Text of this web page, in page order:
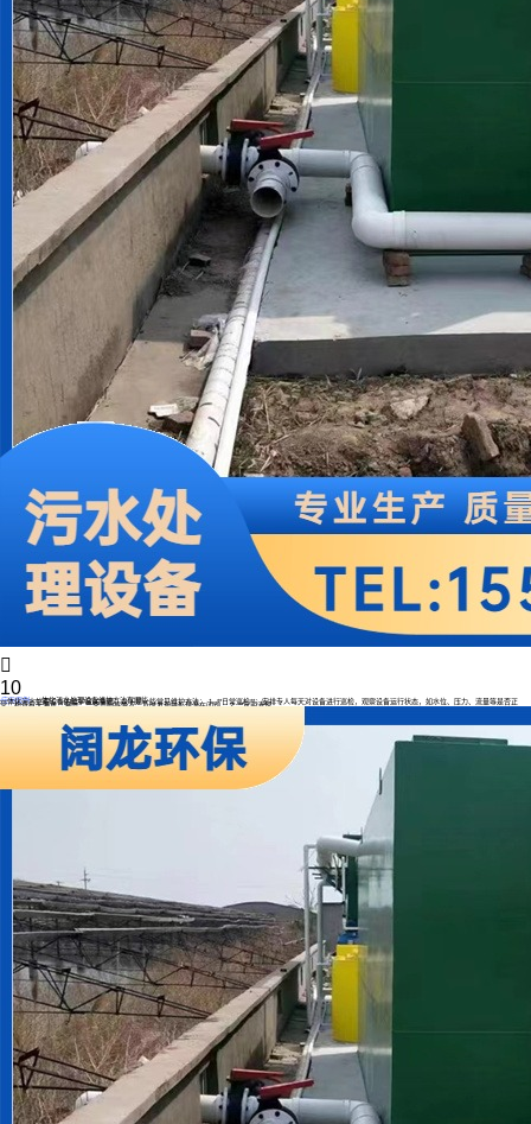

10
应用案例 一体化污水处理设备维护方法有哪些
一体化污水处理设备的维护至关重要，以下是一些常见维护方法： 1. **日常巡检**：安排专人每天对设备进行巡检，观察设备运行状态，如水位、压力、流量等是否正
常，检查有无漏水、漏电、异常声响等情况，及时发现并处理潜在问题。 2. **定期清理